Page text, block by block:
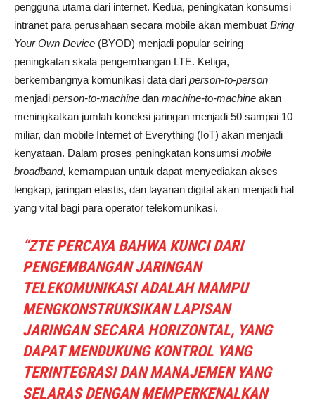
pengguna utama dari internet. Kedua, peningkatan konsumsi
intranet para perusahaan secara mobile akan membuat Bring
Your Own Device (BYOD) menjadi popular seiring
peningkatan skala pengembangan LTE. Ketiga,
berkembangnya komunikasi data dari person-to-person
menjadi person-to-machine dan machine-to-machine akan
meningkatkan jumlah koneksi jaringan menjadi 50 sampai 10
miliar, dan mobile Internet of Everything (IoT) akan menjadi
kenyataan. Dalam proses peningkatan konsumsi mobile
broadband, kemampuan untuk dapat menyediakan akses
lengkap, jaringan elastis, dan layanan digital akan menjadi hal
yang vital bagi para operator telekomunikasi.
“ZTE PERCAYA BAHWA KUNCI DARI
PENGEMBANGAN JARINGAN
TELEKOMUNIKASI ADALAH MAMPU
MENGKONSTRUKSIKAN LAPISAN
JARINGAN SECARA HORIZONTAL, YANG
DAPAT MENDUKUNG KONTROL YANG
TERINTEGRASI DAN MANAJEMEN YANG
SELARAS DENGAN MEMPERKENALKAN